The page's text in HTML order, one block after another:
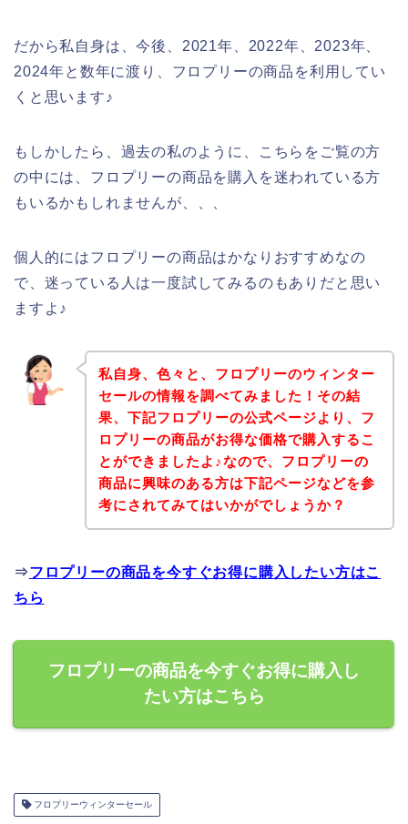
だから私自身は、今後、2021年、2022年、2023年、
2024年と数年に渡り、フロプリーの商品を利用してい
くと思います♪
もしかしたら、過去の私のように、こちらをご覧の方
の中には、フロプリーの商品を購入を迷われている方
もいるかもしれませんが、、、
個人的にはフロプリーの商品はかなりおすすめなの
で、迷っている人は一度試してみるのもありだと思い
ますよ♪
私自身、色々と、フロプリーのウィンター
セールの情報を調べてみました！その結
果、下記フロプリーの公式ページより、フ
ロプリーの商品がお得な価格で購入するこ
とができましたよ♪なので、フロプリーの
商品に興味のある方は下記ページなどを参
考にされてみてはいかがでしょうか？
⇒フロプリーの商品を今すぐお得に購入したい方はこ
ちら
フロプリーの商品を今すぐお得に購入し
たい方はこちら
フロプリーウィンターセール